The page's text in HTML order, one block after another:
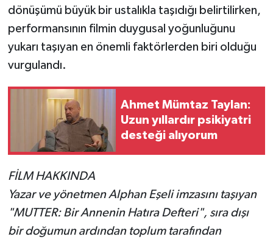
dönüşümü büyük bir ustalıkla taşıdığı belirtilirken,
performansının filmin duygusal yoğunluğunu
yukarı taşıyan en önemli faktörlerden biri olduğu
vurgulandı.
Ahmet Mümtaz Taylan:
Uzun yıllardır psikiyatri
desteği alıyorum
FİLM HAKKINDA
Yazar ve yönetmen Alphan Eşeli imzasını taşıyan
"MUTTER: Bir Annenin Hatıra Defteri", sıra dışı
bir doğumun ardından toplum tarafından